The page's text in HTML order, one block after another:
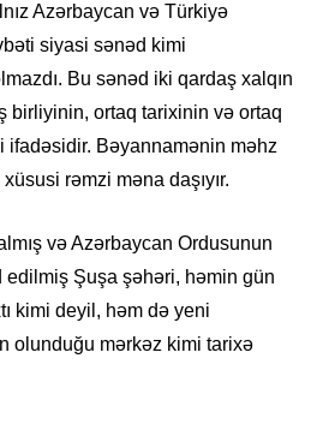
Azərbaycan və Türkiyə
siyasi sənəd kimi
Bu sənəd iki qardaş xalqın
birliyinin, ortaq tarixinin və ortaq
ifadəsidir. Bəyannamənin məhz
rəmzi məna daşıyır.
və Azərbaycan Ordusunun
Şuşa şəhəri, həmin gün
kimi deyil, həm də yeni
olunduğu mərkəz kimi tarixə